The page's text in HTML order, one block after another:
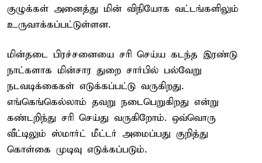
குழுக்கள் அனைத்து மின் விநியோக வட்டங்களிலும்
உருவாக்கப்பட்டுள்ளன.
மின்தடை பிரச்சனையை சரி செய்ய கடந்த இரண்டு
நாட்களாக மின்சார துறை சார்பில் பல்வேறு
நடவடிக்கைகள் எடுக்கப்பட்டு வருகிறது.
எங்கெங்கெல்லாம் தவறு நடைபெறுகிறது என்று
கண்டறிந்து சரி செய்து வருகிறோம். ஒவ்வொரு
வீட்டிலும் ஸ்மார்ட் மீட்டர் அமைப்பது குறித்து
கொள்கை முடிவு எடுக்கப்படும்.